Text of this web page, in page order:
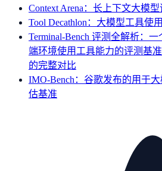
Context Arena：长上下文大模
Tool Decathlon：大模型工具使
Terminal-Bench 评测全解析：
端环境使用工具能力的评测基准
的完整对比
IMO-Bench：谷歌发布的用于
估基准